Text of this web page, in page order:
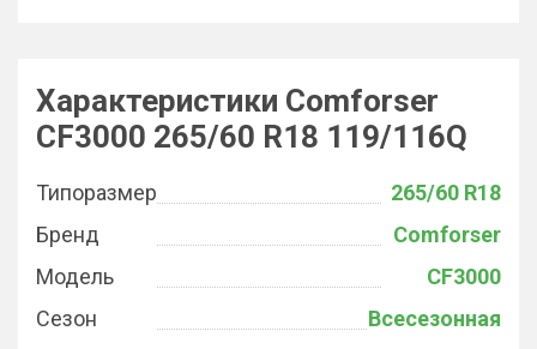
Характеристики Comforser
CF3000 265/60 R18 119/116Q
Типоразмер
265/60 R18
Бренд
Comforser
Модель
CF3000
Сезон
Всесезонная